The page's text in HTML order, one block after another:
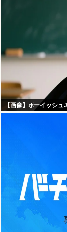
【画像】ボーイッシ